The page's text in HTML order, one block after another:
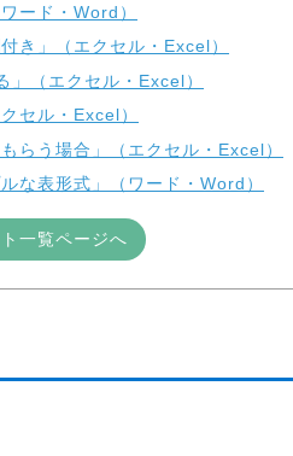
ード・Word）
き」（エクセル・Excel）
（エクセル・Excel）
セル・Excel）
らう場合」（エクセル・Excel）
な表形式」（ワード・Word）
一覧ページへ